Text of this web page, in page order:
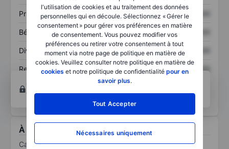
l'utilisation de cookies et au traitement des données
personnelles qui en découle. Sélectionnez « Gérer le
consentement » pour gérer vos préférences en matière
de consentement. Vous pouvez modifier vos
préférences ou retirer votre consentement à tout
moment via notre page de politique en matière de
cookies. Veuillez consulter notre politique en matière de
cookies et notre politique de confidentialité pour en
savoir plus.
Tout Accepter
Nécessaires uniquement
Prix / ventes XXXXXXX XXXXXXX
Bénéfice par action XXXXXXX
Dividende par action XXXXXXX XXXXXXX
Rendement des
XXXXXXX
XXXXXXX
Ouvrir un compte
pour accéder à d’autres outils
techniques et d’analyses.
À propos Cadeler A/S
Cadeler AS is an offshore wind installation vessel